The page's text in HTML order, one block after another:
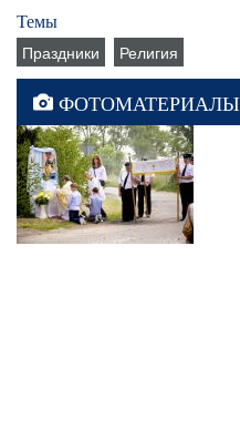
Темы
Праздники Религия
ФОТОМАТЕРИАЛЫ